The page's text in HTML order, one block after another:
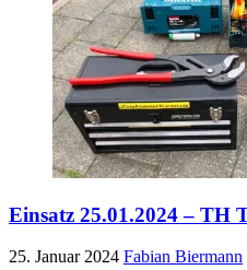
Einsatz 25.01.2024 – TH
25. Januar 2024 Fabian Biermann